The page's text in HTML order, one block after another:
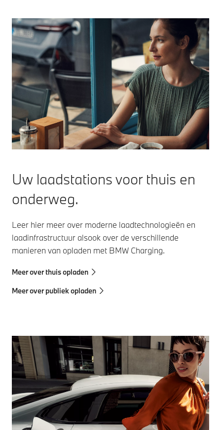
Uw laadstations voor thuis en
onderweg.
Leer hier meer over moderne laadtechnologieën en
laadinfrastructuur alsook over de verschillende
manieren van opladen met BMW Charging.
Meer over thuis opladen
Meer over publiek opladen